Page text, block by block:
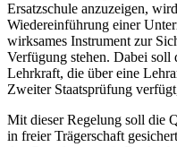
Ersatzschule anzuzeigen,
Wiedereinführung einer
wirksames Instrument zur
Verfügung stehen. Dabei soll
Lehrkraft, die über eine
Zweiter Staatsprüfung
Mit dieser Regelung soll die
in freier Trägerschaft